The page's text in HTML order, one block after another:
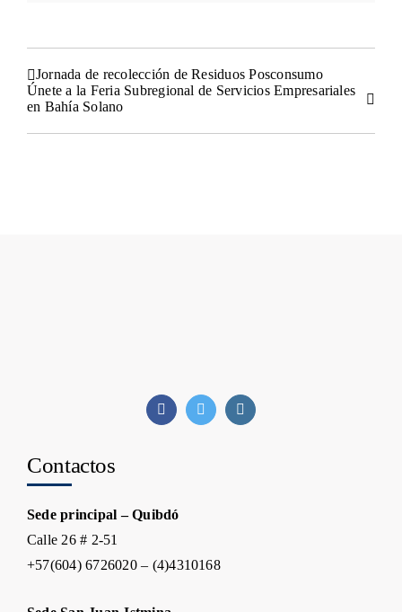
Jornada de recolección de Residuos Posconsumo
Únete a la Feria Subregional de Servicios Empresariales
en Bahía Solano
Contactos
Sede principal – Quibdó
Calle 26 # 2-51
+57(604) 6726020 – (4)4310168